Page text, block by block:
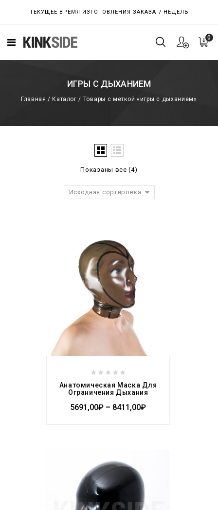
ТЕКУЩЕЕ ВРЕМЯ ИЗГОТОВЛЕНИЯ ЗАКАЗА 7 НЕДЕЛЬ
0
ИГРЫ С ДЫХАНИЕМ
Главная / Каталог / Товары с меткой «игры с дыханием»
Показаны все (4)
Исходная сортировка
out
5
Анатомическая Маска Для
Ограничения Дыхания
5691,00₽ – 8411,00₽